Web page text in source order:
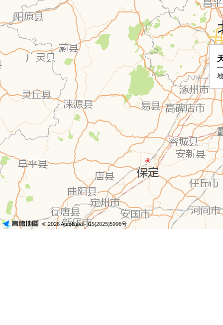
© 2026 AutoNavi - GS(2025)5996号